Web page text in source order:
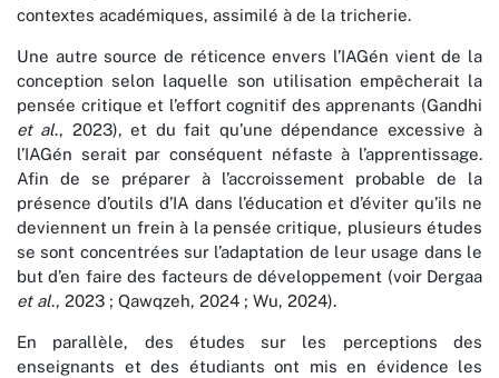
contextes académiques, assimilé à de la tricherie.
Une autre source de réticence envers l’IAGén vient de la
conception selon laquelle son utilisation empêcherait la
pensée critique et l’effort cognitif des apprenants (Gandhi
et al., 2023), et du fait qu’une dépendance excessive à
l’IAGén serait par conséquent néfaste à l’apprentissage.
Afin de se préparer à l’accroissement probable de la
présence d’outils d’IA dans l’éducation et d’éviter qu’ils ne
deviennent un frein à la pensée critique, plusieurs études
se sont concentrées sur l’adaptation de leur usage dans le
but d’en faire des facteurs de développement (voir Dergaa
et al., 2023 ; Qawqzeh, 2024 ; Wu, 2024).
En parallèle, des études sur les perceptions des
enseignants et des étudiants ont mis en évidence les